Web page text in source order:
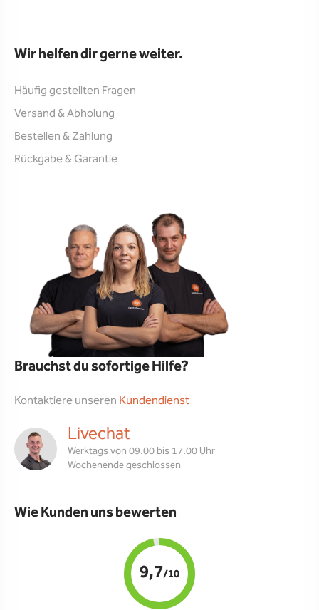
Wir helfen dir gerne weiter.
Häufig gestellten Fragen
Versand & Abholung
Bestellen & Zahlung
Rückgabe & Garantie
Brauchst du sofortige Hilfe?
Kontaktiere unseren Kundendienst
Livechat
Werktags von 09.00 bis 17.00 Uhr
Wochenende geschlossen
Wie Kunden uns bewerten
9,7/10